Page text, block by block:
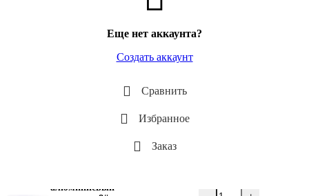
Еще нет аккаунта?
Создать аккаунт
Сравнить
Избранное
Заказ
алюминиевый